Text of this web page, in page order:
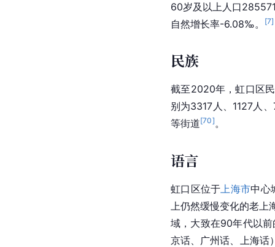
60岁及以上人口
自然增长率-6.08‰。
[7]
民族
截至2020年，虹口区
别为3317人、1127人
等街道[70]。
语言
虹口 区位于 上海市中心
上仍然缓慢变化的老上
域，大致在90年代以
京话、广州话、上海话